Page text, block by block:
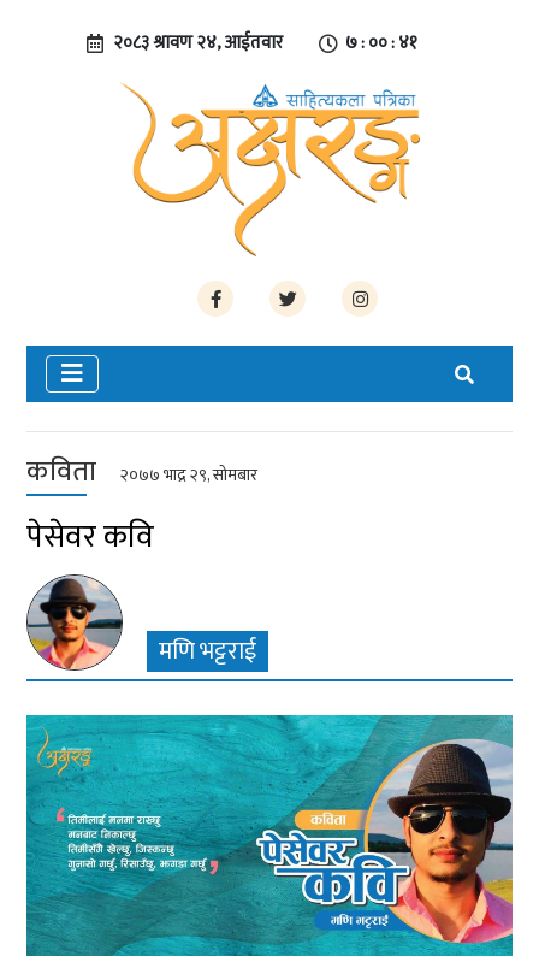
२०८३ श्रावण २४, आईतवार ७ : ०० : ४२
कविता २०७७ भाद्र २९, सोमबार
पेसेवर कवि
मणि भट्टराई